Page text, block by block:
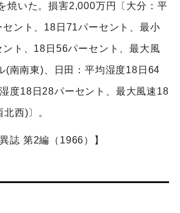
焼いた。損害2,000万円〔大分：平
ント、18日71パーセント、最小
ト、18日56パーセント、最大風
(南南東)、日田：平均湿度18日64
度18日28パーセント、最大風速18
西)〕。
誌 第2編（1966）】